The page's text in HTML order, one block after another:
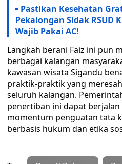
Pastikan Kesehatan
Pekalongan Sidak RSUD
Wajib Pakai AC!
Langkah berani Faiz ini pun
berbagai kalangan
kawasan wisata Sigandu
praktik-praktik yang
seluruh kalangan.
penertiban ini dapat
momentum penguatan tata
berbasis hukum dan etika